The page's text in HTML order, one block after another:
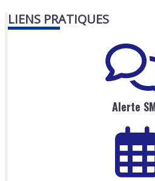
LIENS PRATIQUES
Alerte